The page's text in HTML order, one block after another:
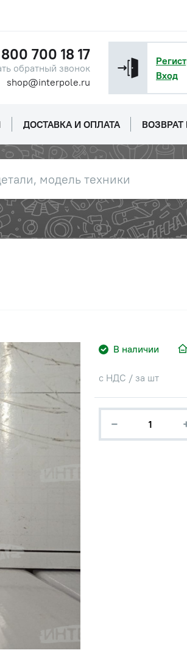
700 18 17
обратный звонок
shop@interpole.ru
Вход
ДОСТАВКА И ОПЛАТА ВОЗВРАТ
В наличии
с НДС / за шт
−